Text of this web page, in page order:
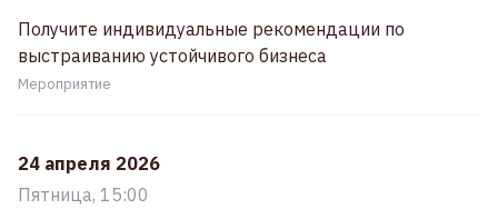
Получите индивидуальные рекомендации по
выстраиванию устойчивого бизнеса
Мероприятие
24 апреля 2026
Пятница, 15:00